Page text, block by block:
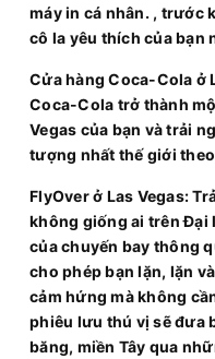
máy in cá nhân. , trước
cô la yêu thích của bạn
Cửa hàng Coca-Cola ở
Coca-Cola trở thành
Vegas của bạn và trải
tượng nhất thế giới
FlyOver ở Las Vegas:
không giống ai trên Đại
của chuyến bay thông
cho phép bạn lặn, lặn
cảm hứng mà không
phiêu lưu thú vị sẽ đưa
băng, miền Tây qua